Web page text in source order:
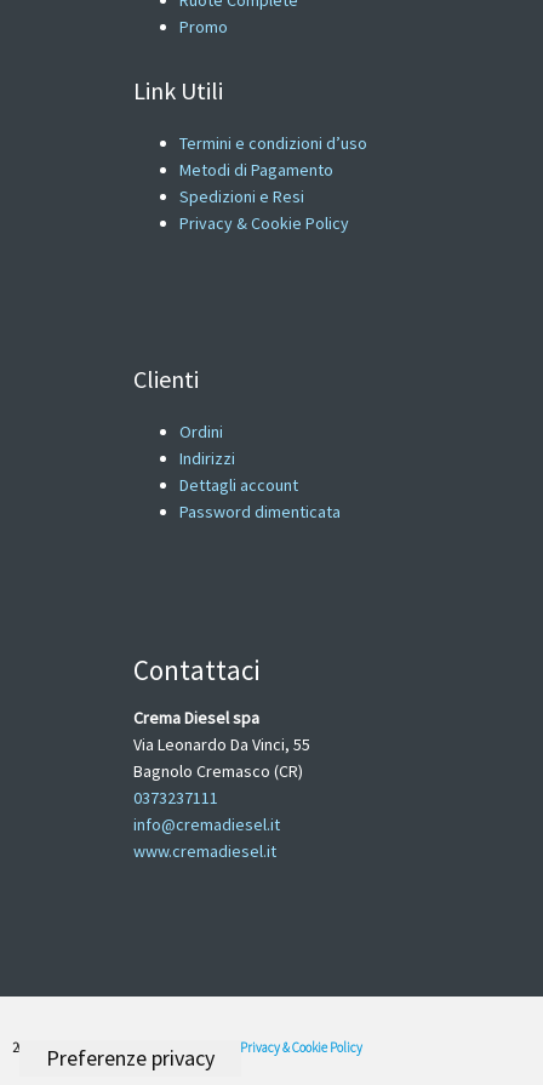
Promo
Link Utili
Termini e condizioni d’uso
Metodi di Pagamento
Spedizioni e Resi
Privacy & Cookie Policy
Clienti
Ordini
Indirizzi
Dettagli account
Password dimenticata
Contattaci
Crema Diesel spa
Via Leonardo Da Vinci, 55
Bagnolo Cremasco (CR)
0373237111
info@cremadiesel.it
www.cremadiesel.it
2022 © Crema Diesel. All Rights Reserved - Privacy & Cookie Policy